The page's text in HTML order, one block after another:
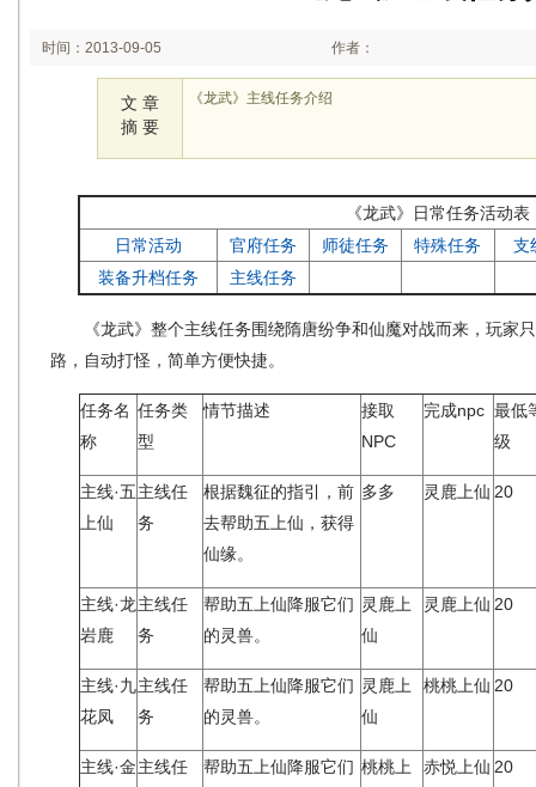
时间：2013-09-05
09:41:10
作者：
文 章
摘 要
《龙武》主线任务介绍
《龙武》日常任务活动表
日常活动
官府任务 师徒任务 特殊任务
支
装备升档任务
主线任务
《龙武》整个主线任务围绕隋唐纷争和仙魔对战而来，玩家
路，自动打怪，简单方便快捷。
任务名
称
任务类
型
情节描述
接取
NPC
完成npc 最低
级
主线·五
上仙
主线任
务
根据魏征的指引，前
去帮助五上仙，获得
仙缘。
多多 灵鹿上仙 20
主线·龙
岩鹿
主线任
务
帮助五上仙降服它们
的灵兽。
灵鹿上
仙
灵鹿上仙 20
主线·九
花凤
主线任
务
帮助五上仙降服它们
的灵兽。
灵鹿上
仙
桃桃上仙 20
主线·金主线任
帮助五上仙降服它们 桃桃上
赤悦上仙 20